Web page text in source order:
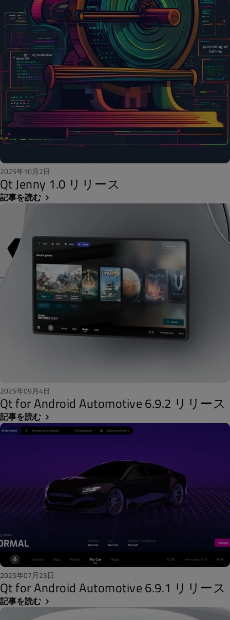
2025年10月2日
Qt Jenny 1.0 リリース
記事を読む
2025年09月4日
Qt for Android Automotive 6.9.2 リリース
記事を読む
2025年07月23日
Qt for Android Automotive 6.9.1 リリース
記事を読む